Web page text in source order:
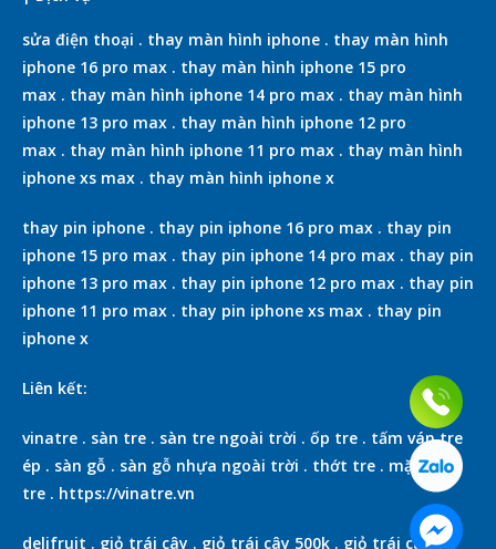
sửa điện thoại . thay màn hình iphone . thay màn hình
iphone 16 pro max . thay màn hình iphone 15 pro
max . thay màn hình iphone 14 pro max . thay màn hình
iphone 13 pro max . thay màn hình iphone 12 pro
max . thay màn hình iphone 11 pro max . thay màn hình
iphone xs max . thay màn hình iphone x
thay pin iphone . thay pin iphone 16 pro max . thay pin
iphone 15 pro max . thay pin iphone 14 pro max . thay pin
iphone 13 pro max . thay pin iphone 12 pro max . thay pin
iphone 11 pro max . thay pin iphone xs max . thay pin
iphone x
Liên kết:
vinatre . sàn tre . sàn tre ngoài trời . ốp tre . tấm ván tre
ép . sàn gỗ . sàn gỗ nhựa ngoài trời . thớt tre . mặt bàn
tre . https://vinatre.vn
delifruit . giỏ trái cây . giỏ trái cây 500k . giỏ trái cây